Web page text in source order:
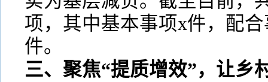
项，其中基本事项x件，配
件。
三、聚焦“提质增效”，让乡